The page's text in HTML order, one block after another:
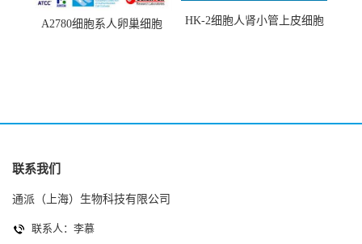
A2780细胞系人卵巢细胞
HK-2细胞人肾小管上皮细胞
联系我们
通派（上海）生物科技有限公司
联系人：李慕